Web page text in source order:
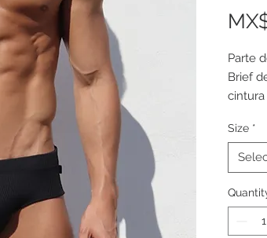
Parte
Brief
cintura
Nylon/
Precio
Talla
Size *